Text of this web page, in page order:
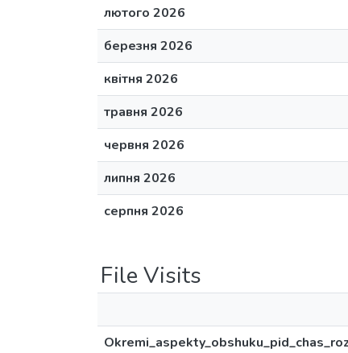
лютого 2026
березня 2026
квітня 2026
травня 2026
червня 2026
липня 2026
серпня 2026
File Visits